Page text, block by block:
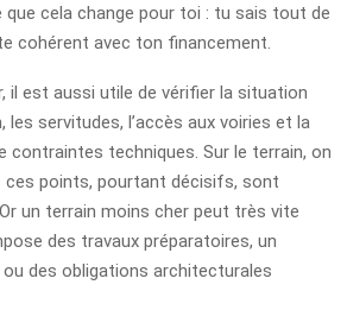
que cela change pour toi : tu sais tout de
cohérent avec ton financement.
il est aussi utile de vérifier la situation
les servitudes, l’accès aux voiries et la
contraintes techniques. Sur le terrain, on
points, pourtant décisifs, sont
un terrain moins cher peut très vite
des travaux préparatoires, un
des obligations architecturales